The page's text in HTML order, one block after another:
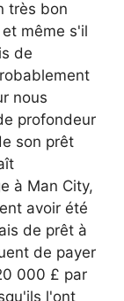
très bon
même s'il
de
nous
profondeur
son prêt
à Man City,
avoir été
de prêt à
de payer
000 £ par
l'ont